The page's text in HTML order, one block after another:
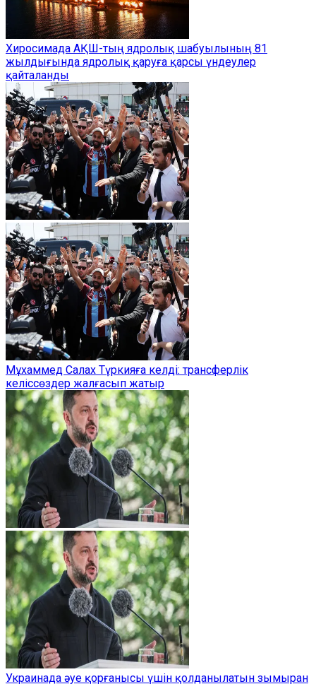
Хиросимада АҚШ-тың ядролық шабуылының 81
жылдығында ядролық қаруға қарсы үндеулер
қайталанды
Мұхаммед Салах Түркияға келді: трансферлік
келіссөздер жалғасып жатыр
Украинада әуе қорғанысы үшін қолданылатын зымыран